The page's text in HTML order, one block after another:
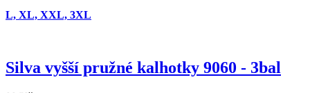
L, XL, XXL, 3XL
Silva vyšší pružné kalhotky 9060 - 3bal